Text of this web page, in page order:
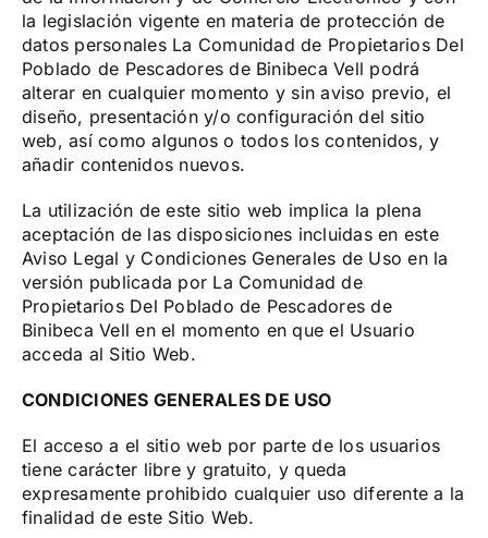
la legislación vigente en materia de protección de
datos personales La Comunidad de Propietarios Del
Poblado de Pescadores de Binibeca Vell podrá
alterar en cualquier momento y sin aviso previo, el
diseño, presentación y/o configuración del sitio
web, así como algunos o todos los contenidos, y
añadir contenidos nuevos.
La utilización de este sitio web implica la plena
aceptación de las disposiciones incluidas en este
Aviso Legal y Condiciones Generales de Uso en la
versión publicada por La Comunidad de
Propietarios Del Poblado de Pescadores de
Binibeca Vell en el momento en que el Usuario
acceda al Sitio Web.
CONDICIONES GENERALES DE USO
El acceso a el sitio web por parte de los usuarios
tiene carácter libre y gratuito, y queda
expresamente prohibido cualquier uso diferente a la
finalidad de este Sitio Web.